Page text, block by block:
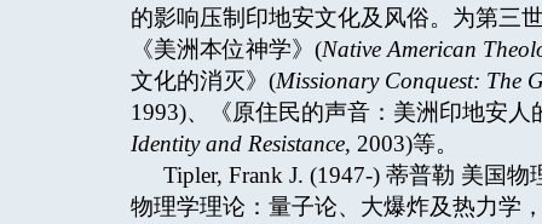
的影响压制印地安文化及风俗。为第三
《美洲本位神学》(Native American
文化的消灭》(Missionary Conquest: The
1993)、《原住民的声音：美洲印地安人
Identity and Resistance, 2003)等。
Tipler, Frank J. (1947-) 蒂普勒 美国
物理学理论：量子论、大爆炸及热力学